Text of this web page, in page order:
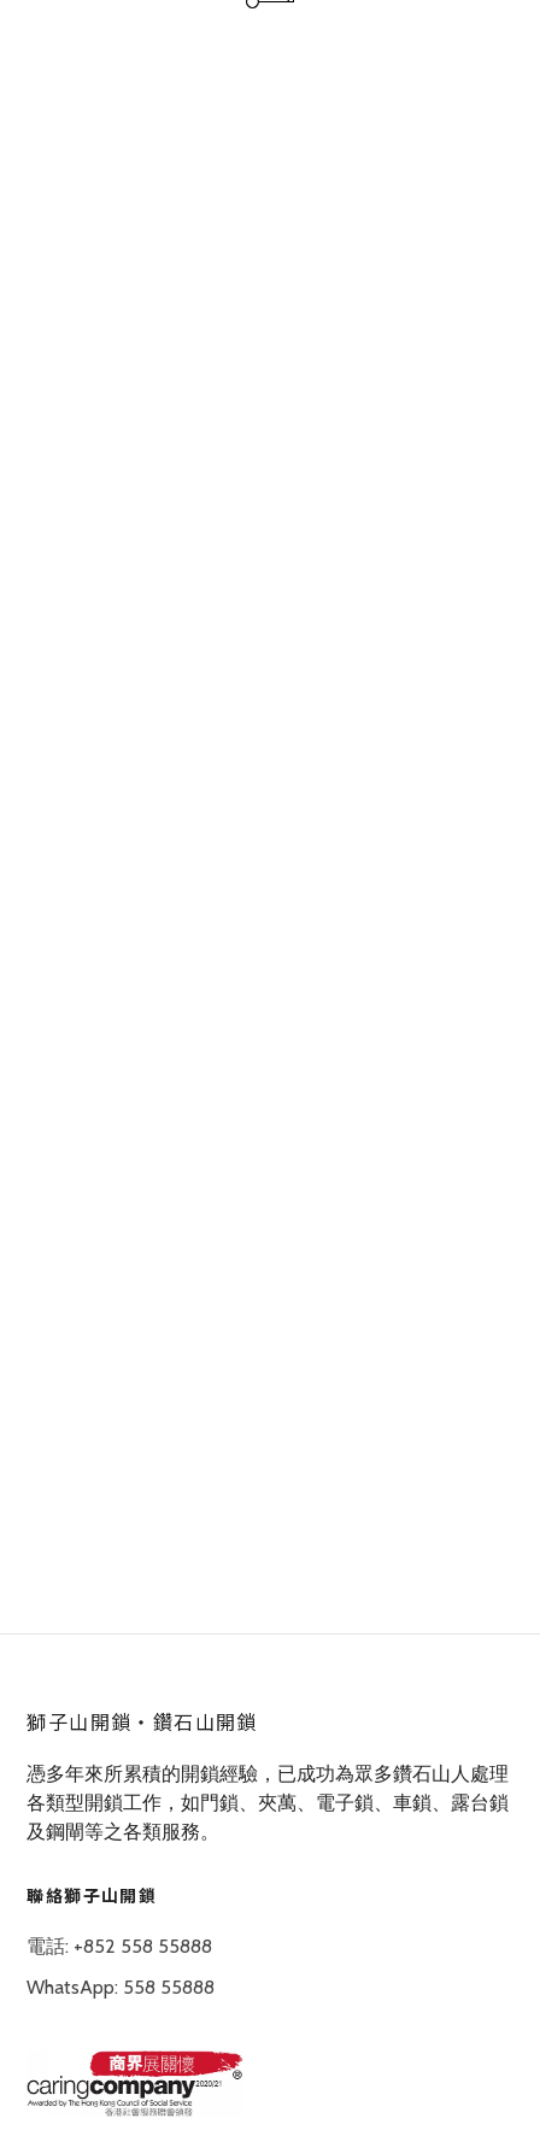
獅子山開鎖‧鑽石山開鎖
憑多年來所累積的開鎖經驗，已成功為眾多鑽石山人處理
各類型開鎖工作，如門鎖、夾萬、電子鎖、車鎖、露台鎖
及鋼閘等之各類服務。
聯絡獅子山開鎖
電話: +852 558 55888
WhatsApp: 558 55888